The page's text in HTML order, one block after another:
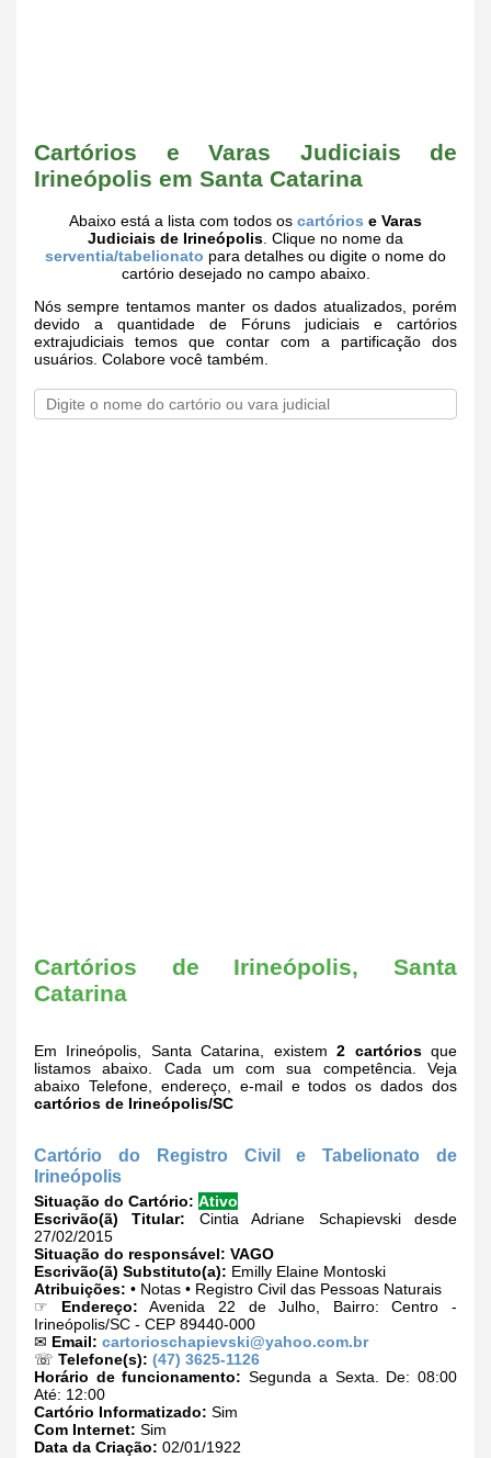
Cartórios e Varas Judiciais de
Irineópolis em Santa Catarina
Abaixo está a lista com todos os cartórios e Varas
Judiciais de Irineópolis . Clique no nome da
serventia/tabelionato para detalhes ou digite o nome do
cartório desejado no campo abaixo.
Nós sempre tentamos manter os dados atualizados, porém
devido a quantidade de Fóruns judiciais e cartórios
extrajudiciais temos que contar com a partificação dos
usuários. Colabore você também.
Cartórios de Irineópolis, Santa
Catarina
Em Irineópolis, Santa Catarina, existem2 cartóriosque
listamos abaixo. Cada um com sua competência. Veja
abaixo Telefone, endereço, e-mail e todos os dados dos
cartórios de Irineópolis/SC
Cartório do Registro Civil e Tabelionato de
Irineópolis
Situação do Cartório: Ativo
Escrivão(ã) Titular: Cintia Adriane Schapievski desde
27/02/2015
Situação do responsável: VAGO
Escrivão(ã) Substituto(a): Emilly Elaine Montoski
Atribuições: • Notas • Registro Civil das Pessoas Naturais
☞ Endereço: Avenida 22 de Julho, Bairro: Centro -
Irineópolis/SC - CEP 89440-000
✉ Email: cartorioschapievski@yahoo.com.br
☏ Telefone(s): (47) 3625-1126
Horário de funcionamento: Segunda a Sexta. De: 08:00
Até: 12:00
Cartório Informatizado: Sim
Com Internet: Sim
Data da Criação: 02/01/1922